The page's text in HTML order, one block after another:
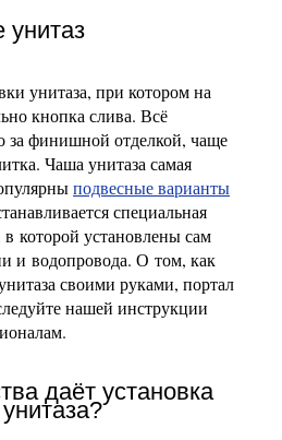
унитаз
унитаза, при котором на
кнопка слива. Всё
за финишной отделкой, чаще
Чаша унитаза самая
подвесные варианты
специальная
которой установлены сам
и водопровода. О том, как
своими руками, портал
нашей инструкции
даёт установка